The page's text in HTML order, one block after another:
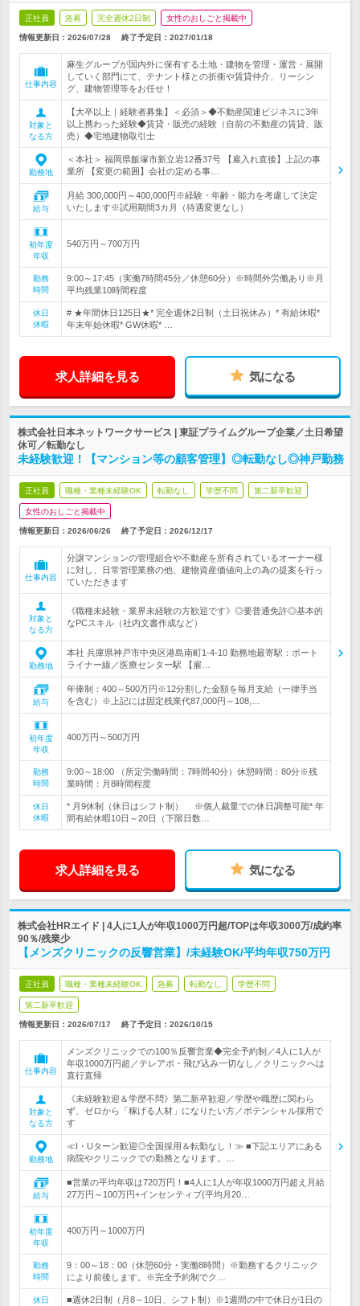
正社員 急募 完全週休2日制 女性のおしごと掲載中
情報更新日：2026/07/28 終了予定日： 2027/01/18
仕事内容
麻生グループが国内外に保有する土地・建物を管理・運営・展開
していく部門にて、テナント様との折衝や賃貸仲介、リーシン
グ、建物管理等をお任せ！
対象と
なる方
【大卒以上｜経験者募集】＜必須＞◆不動産関連ビジネスに3年
以上携わった経験◆賃貸・販売の経験（自前の不動産の賃貸、販
売）◆宅地建物取引士
勤務地
＜本社＞ 福岡県飯塚市新立岩12番37号 【雇入れ直後】上記の事
業所 【変更の範囲】会社の定める事…
給与
月給 300,000円～400,000円※経験・年齢・能力を考慮して決定
いたします※試用期間3カ月（待遇変更なし）
初年度
年収
540万円～700万円
勤務
時間
9:00～17:45（実働7時間45分／休憩60分）※時間外労働あり※月
平均残業10時間程度
休日
休暇
# ★年間休日125日★* 完全週休2日制（土日祝休み）* 有給休暇*
年末年始休暇* GW休暇* …
求人詳細を見る 気になる
株式会社日本ネットワークサービス | 東証プライムグループ企業／土日希望
休可／転勤なし
未経験歓迎！【マンション等の顧客管理】◎転勤なし◎神戸勤務
正社員 職種・業種未経験OK 転勤なし 学歴不問 第二新卒歓迎
女性のおしごと掲載中
情報更新日：2026/06/26 終了予定日： 2026/12/17
仕事内容
分譲マンションの管理組合や不動産を所有されているオーナー様
に対し、日常管理業務の他、建物資産価値向上の為の提案を行っ
ていただきます
対象と
なる方
《職種未経験・業界未経験の方歓迎です》◎要普通免許◎基本的
なPCスキル（社内文書作成など）
勤務地
本社 兵庫県神戸市中央区港島南町1-4-10 勤務地最寄駅：ポート
ライナー線／医療センター駅 【雇…
給与
年俸制：400～500万円※12分割した金額を毎月支給（一律手当
を含む）※上記には固定残業代87,000円～108,…
初年度
年収
400万円～500万円
勤務
時間
9:00～18:00 （所定労働時間：7時間40分）休憩時間：80分※残
業時間：月8時間程度
休日
休暇
* 月9休制（休日はシフト制） ※個人裁量での休日調整可能* 年
間有給休暇10日～20日（下限日数…
求人詳細を見る 気になる
株式会社HRエイド | 4人に1人が年収1000万円超/TOPは年収3000万/成約率
90％/残業少
【メンズクリニックの反響営業】/未経験OK/平均年収750万円
正社員 職種・業種未経験OK 急募 転勤なし 学歴不問
第二新卒歓迎
情報更新日：2026/07/17 終了予定日： 2026/10/15
仕事内容
メンズクリニックでの100％反響営業◆完全予約制／4人に1人が
年収1000万円超／テレアポ・飛び込み一切なし／クリニックへは
直行直帰
対象と
なる方
《未経験歓迎＆学歴不問》第二新卒歓迎／学歴や職歴に関わら
ず、ゼロから「稼げる人材」になりたい方／ポテンシャル採用で
す
勤務地
≪I・Uターン歓迎◎全国採用＆転勤なし！≫ ■下記エリアにある
病院やクリニックでの勤務となります。…
給与
■営業の平均年収は720万円！■4人に1人が年収1000万円超え月給
27万円～100万円+インセンティブ(平均月20…
初年度
年収
400万円～1000万円
勤務
時間
9：00～18：00（休憩60分・実働8時間）※勤務するクリニック
により前後します。※完全予約制でク…
休日
■週休2日制（月8～10日、シフト制）※1週間の中で休日が1日の